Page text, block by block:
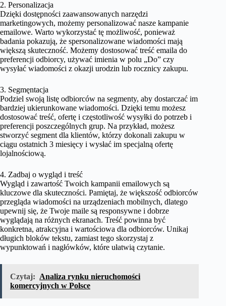
2. Personalizacja
Dzięki dostępności zaawansowanych narzędzi
marketingowych, możemy personalizować nasze kampanie
emailowe. Warto wykorzystać tę możliwość, ponieważ
badania pokazują, że spersonalizowane wiadomości mają
większą skuteczność. Możemy dostosować treść emaila do
preferencji odbiorcy, używać imienia w polu „Do” czy
wysyłać wiadomości z okazji urodzin lub rocznicy zakupu.
3. Segmęntacja
Podziel swoją listę odbiorców na segmenty, aby dostarczać im
bardziej ukierunkowane wiadomości. Dzięki temu możesz
dostosować treść, ofertę i częstotliwość wysyłki do potrzeb i
preferencji poszczególnych grup. Na przykład, możesz
stworzyć segment dla klientów, którzy dokonali zakupu w
ciągu ostatnich 3 miesięcy i wysłać im specjalną ofertę
lojalnościową.
4. Zadbaj o wygląd i treść
Wygląd i zawartość Twoich kampanii emailowych są
kluczowe dla skuteczności. Pamiętaj, że większość odbiorców
przegląda wiadomości na urządzeniach mobilnych, dlatego
upewnij się, że Twoje maile są responsywne i dobrze
wyglądają na różnych ekranach. Treść powinna być
konkretna, atrakcyjna i wartościowa dla odbiorców. Unikaj
długich bloków tekstu, zamiast tego skorzystaj z
wypunktowań i nagłówków, które ułatwią czytanie.
Czytaj: Analiza rynku nieruchomości
komercyjnych w Polsce